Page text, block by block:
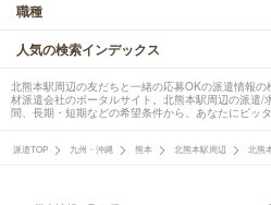
職種
人気の検索インデックス
北熊本駅周辺の友だちと一緒の応募OKの派遣情報
材派遣会社のポータルサイト。北熊本駅周辺の派遣
間、長期・短期などの希望条件から、あなたにピッ
派遣TOP 九州・沖縄 熊本 北熊本駅周辺 北熊